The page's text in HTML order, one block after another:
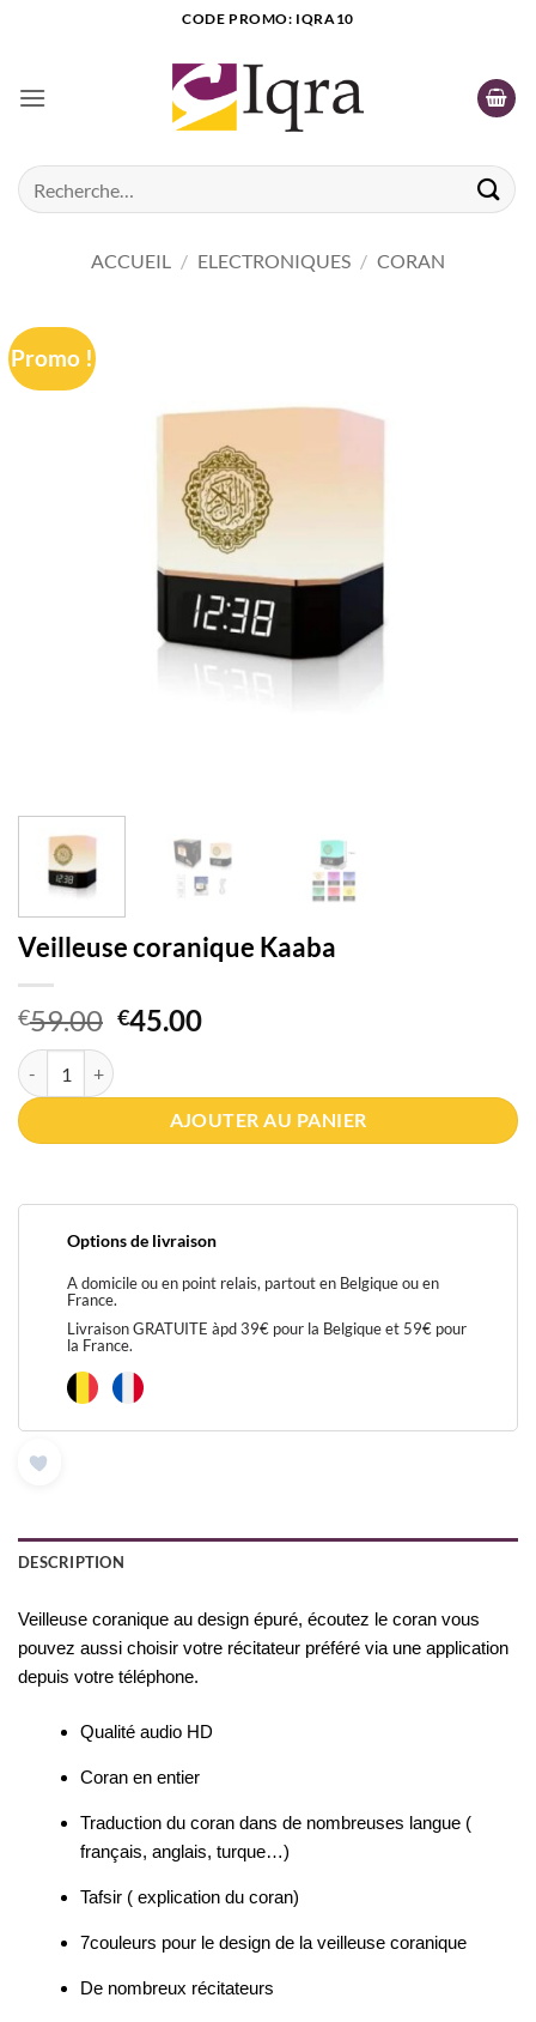
CODE PROMO: IQRA10
Recherche
pour :
ACCUEIL / ELECTRONIQUES / CORAN
Promo !
Veilleuse coranique Kaaba
€59.00 Le
était :
€59.00.
€45.00Le
est :
€45.00.
quantité de Veilleuse coranique Kaaba
AJOUTER AU PANIER
Options de livraison
A domicile ou en point relais, partout en Belgique ou en
France.
Livraison GRATUITE àpd 39€ pour la Belgique et 59€ pour
la France.
DESCRIPTION
Veilleuse coranique au design épuré, écoutez le coran vous
pouvez aussi choisir votre récitateur préféré via une application
depuis votre téléphone.
Qualité audio HD
Coran en entier
Traduction du coran dans de nombreuses langue (
français, anglais, turque…)
Tafsir ( explication du coran)
7couleurs pour le design de la veilleuse coranique
De nombreux récitateurs